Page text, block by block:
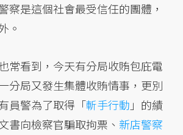
察是這個社會最受信任的團體，
。
常看到，今天有分局收賄包庇電
分局又發生集體收賄情事，更別
員警為了取得「斬手行動 」的績
書向檢察官騙取拘票、 新店警察